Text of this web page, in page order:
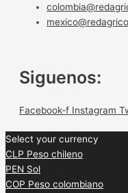
Siguenos:
Facebook-f Instagram
Select your currency
CLP Peso chileno
PEN Sol
COP Peso colombiano